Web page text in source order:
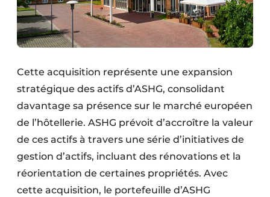
Cette acquisition représente une expansion
stratégique des actifs d’ASHG, consolidant
davantage sa présence sur le marché européen
de l’hôtellerie. ASHG prévoit d’accroître la valeur
de ces actifs à travers une série d’initiatives de
gestion d’actifs, incluant des rénovations et la
réorientation de certaines propriétés. Avec
cette acquisition, le portefeuille d’ASHG